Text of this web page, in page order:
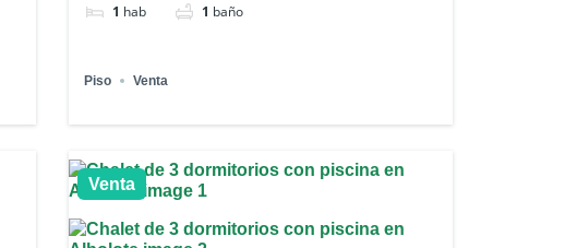
1 hab 1 baño
Piso Venta
Venta